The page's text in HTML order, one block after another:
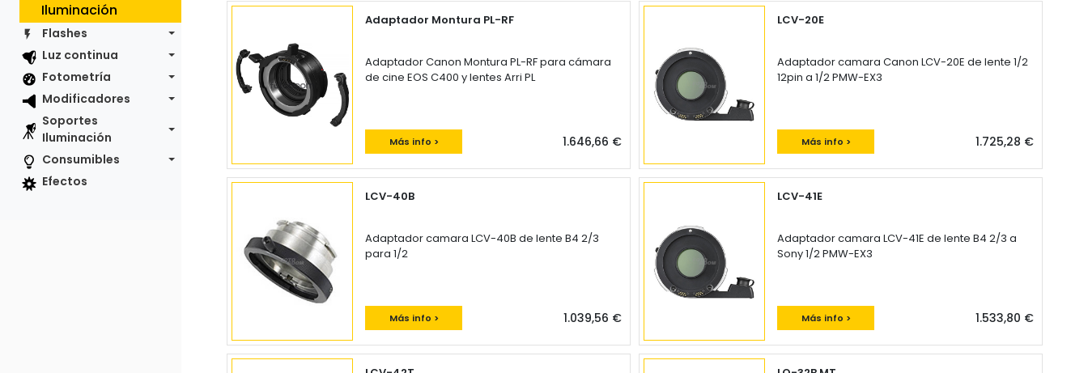
Iluminación
Flashes
Luz continua
Fotometría
Modificadores
Soportes
Iluminación
Consumibles
Efectos
Adaptador Montura PL-RF
Adaptador Canon Montura PL-RF para cámara
de cine EOS C400 y lentes Arri PL
Más info > 1.646,66 €
LCV-20E
Adaptador camara Canon LCV-20E de lente 1/2
12pin a 1/2 PMW-EX3
Más info > 1.725,28 €
LCV-40B
Adaptador camara LCV-40B de lente B4 2/3
para 1/2
Más info > 1.039,56 €
LCV-41E
Adaptador camara LCV-41E de lente B4 2/3 a
Sony 1/2 PMW-EX3
Más info > 1.533,80 €